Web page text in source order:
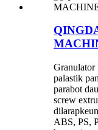
Granulator
palastik
parabot
screw
ABS, PS,